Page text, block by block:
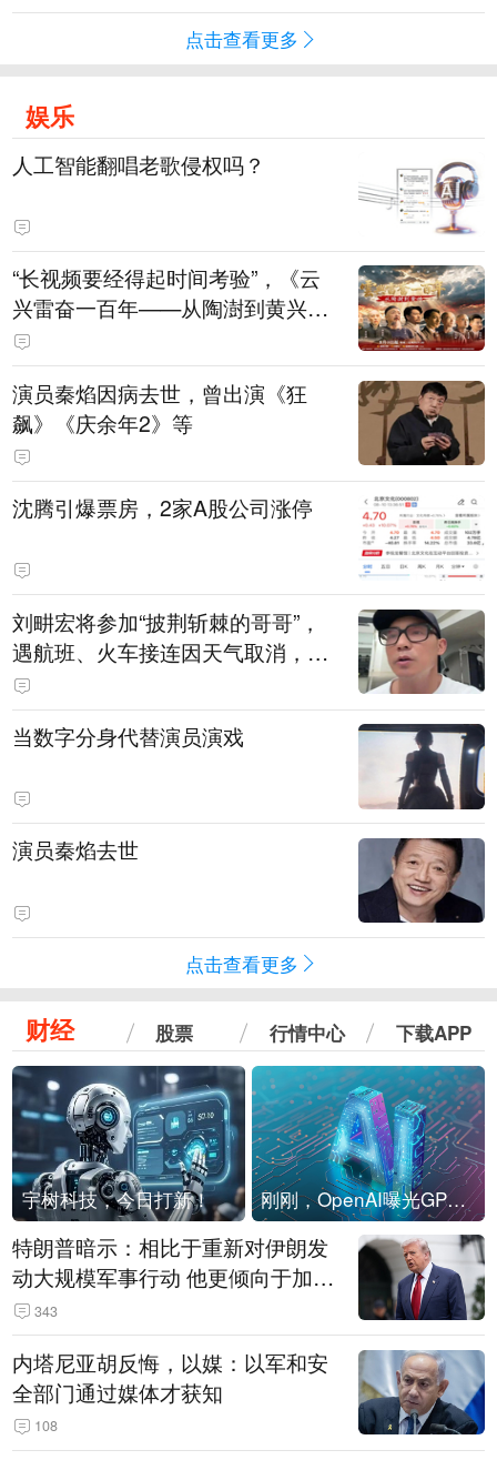
点击查看更多
娱乐
人工智能翻唱老歌侵权吗？
“长视频要经得起时间考验”，《云
兴雷奋一百年——从陶澍到黄兴》
主创揭秘幕后
演员秦焰因病去世，曾出演《狂
飙》《庆余年2》等
沈腾引爆票房，2家A股公司涨停
刘畊宏将参加“披荆斩棘的哥哥”，
遇航班、火车接连因天气取消，本
人回应：录节目太披荆斩棘了，还
得先乘风破浪
当数字分身代替演员演戏
演员秦焰去世
点击查看更多
财经 股票 行情中心 下载APP
宇树科技，今日打新！ 刚刚，OpenAI曝光GPT-6！传10万亿参数，8月强行发布
特朗普暗示：相比于重新对伊朗发
动大规模军事行动 他更倾向于加大
经济施压
343
内塔尼亚胡反悔，以媒：以军和安
全部门通过媒体才获知
108